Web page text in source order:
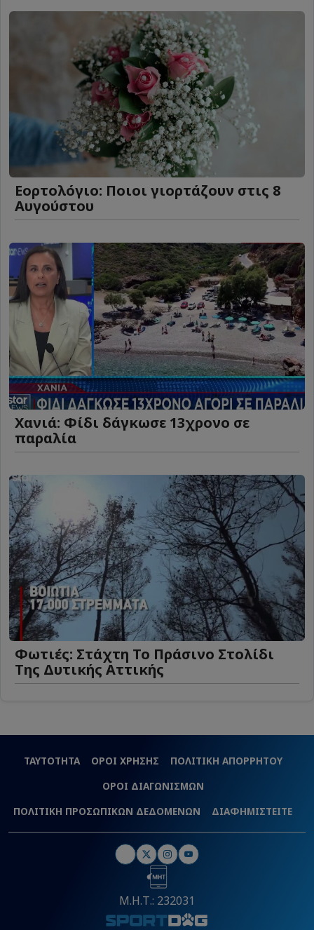
Εορτολόγιο: Ποιοι γιορτάζουν στις 8
Αυγούστου
Χανιά: Φίδι δάγκωσε 13χρονο σε
παραλία
Φωτιές: Στάχτη Το Πράσινο Στολίδι
Της Δυτικής Αττικής
ΤΑΥΤΟΤΗΤΑ ΟΡΟΙ ΧΡΗΣΗΣ
ΠΟΛΙΤΙΚΗ ΑΠΟΡΡΗΤΟΥ
ΟΡΟΙ ΔΙΑΓΩΝΙΣΜΩΝ
ΠΟΛΙΤΙΚΗ ΠΡΟΣΩΠΙΚΩΝ ΔΕΔΟΜΕΝΩΝ
ΔΙΑΦΗΜΙΣΤΕΙΤΕ
Μ.Η.Τ.: 232031